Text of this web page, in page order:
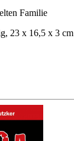
Familie
23 x 16,5 x 3 cm